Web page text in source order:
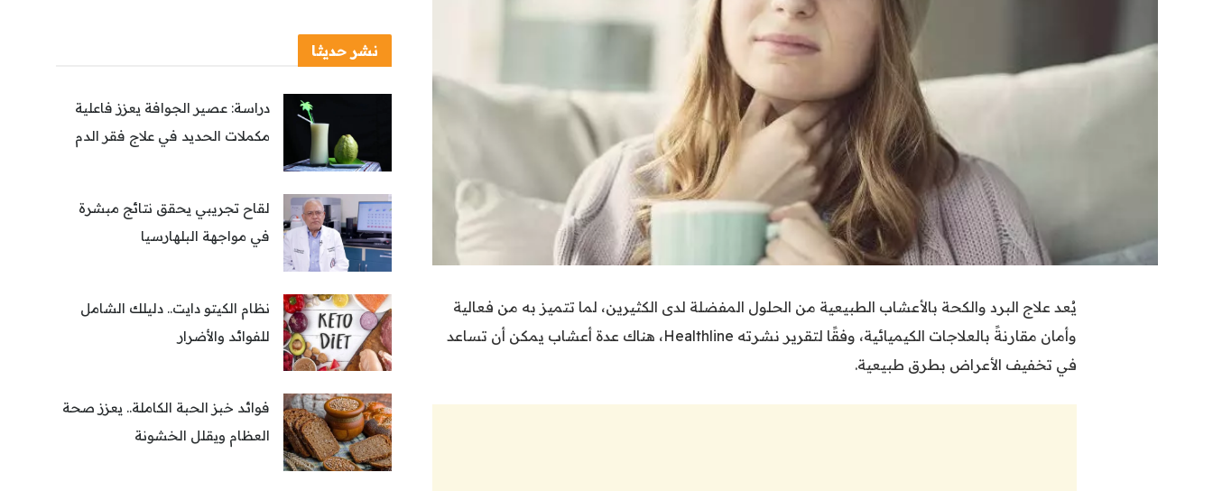
يُعد علاج البرد والكحة بالأعشاب الطبيعية من الحلول المفضلة لدى الكثيرين، لما تتميز به من فعالية
وأمان مقارنةً بالعلاجات الكيميائية، وفقًا لتقرير نشرته Healthline، هناك عدة أعشاب يمكن أن تساعد
في تخفيف الأعراض بطرق طبيعية.
نشر حديثا
دراسة: عصير الجوافة يعزز فاعلية
مكملات الحديد في علاج فقر الدم
لقاح تجريبي يحقق نتائج مبشرة
في مواجهة البلهارسيا
نظام الكيتو دايت.. دليلك الشامل
للفوائد والأضرار
فوائد خبز الحبة الكاملة.. يعزز صحة
العظام ويقلل الخشونة